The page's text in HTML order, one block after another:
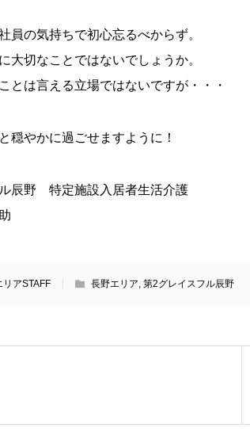
員の気持ちで初心忘るべからず。
大切なことではないでしょうか。
とは言える立場ではないですが・・・
穏やかに過ごせますように！
辰野 特定施設入居者生活介護
リアSTAFF 長野エリア, 第2グレイスフル辰野